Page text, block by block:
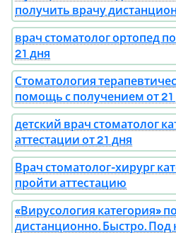
получить врачу
врач стоматолог ортопед
21 дня
Стоматология
помощь с получением от 21
детский врач стоматолог
аттестации от 21 дня
Врач стоматолог-хирург
пройти аттестацию
«Вирусология категория»
дистанционно. Быстро. Под